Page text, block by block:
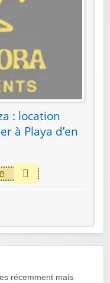
: location
à Playa d’en
récemment mais